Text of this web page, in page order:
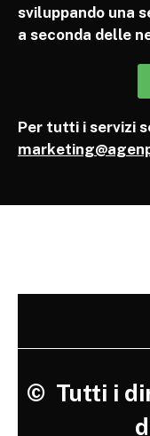
sviluppando una
a seconda delle
Per tutti i servizi
© Tutti i